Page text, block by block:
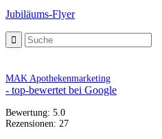
Jubiläums-Flyer
MAK Apothekenmarketing
- top-bewertet bei Google
Bewertung: 5.0
Rezensionen: 27